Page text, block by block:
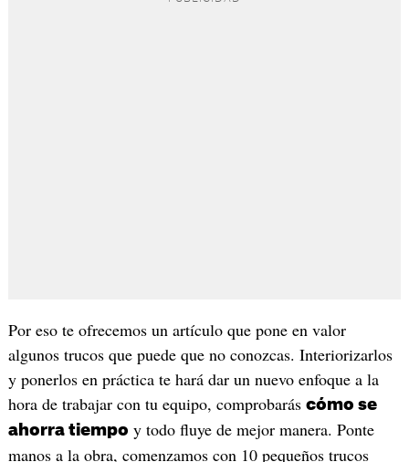
Por eso te ofrecemos un artículo que pone en valor
algunos trucos que puede que no conozcas. Interiorizarlos
y ponerlos en práctica te hará dar un nuevo enfoque a la
hora de trabajar con tu equipo, comprobarás cómo se
ahorra tiempo y todo fluye de mejor manera. Ponte
manos a la obra, comenzamos con 10 pequeños trucos